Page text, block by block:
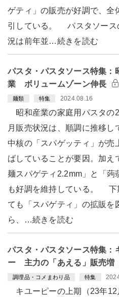
ゲティ」の販売が好調で、全
引している。 パスタソース
況は前年並…続きを読む
パスタ・パスタソース特集：
業 ボリュームゾーン伸長
麺類 特集 2024.08.16
昭和産業の家庭用パスタの
月販売状況は、順調に推移し
中核の「スパゲッティ」が売
ばしていることが要因。加え
麺スパゲティ2.2mm」と「蒟
も好調を維持している。 下
ても「スパゲティ」の拡販を
ら、…続きを読む
パスタ・パスタソース特集：
ー 主力の「あえる」販売増
調理品・コメまわり品 特集
キユーピーの上期（23年12